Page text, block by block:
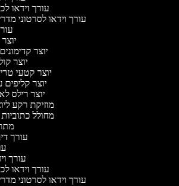
עורך וידאו
עורך וידאו לסרטוני
יוצר
יוצר
יוצר קטעי
יוצר
יוצר רילס
מוזיקת רקע
מחולל
עורך
עורך
עורך וידאו
עורך וידאו לסרטוני